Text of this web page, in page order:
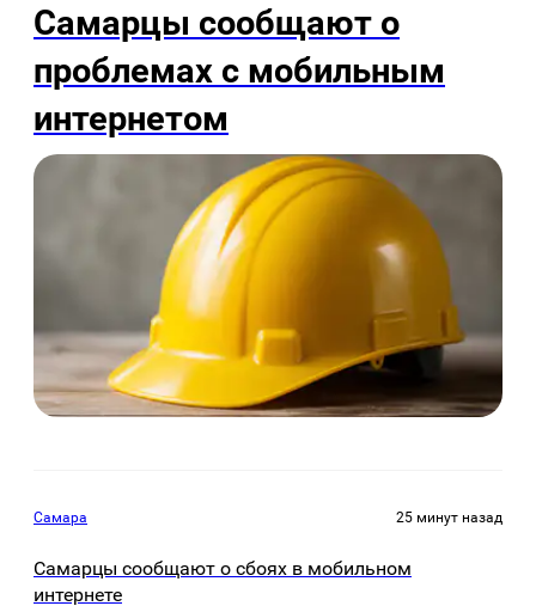
Самарцы сообщают о
проблемах с мобильным
интернетом
Самара 25 минут назад
Самарцы сообщают о сбоях в мобильном
интернете